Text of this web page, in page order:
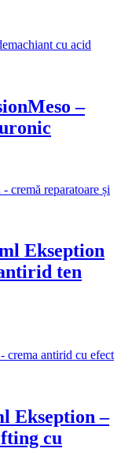
–
Ekseption
ten
Ekseption –
cu